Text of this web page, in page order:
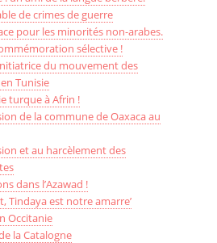
de crimes de guerre
pour les minorités non-arabes.
sélective !
du mouvement des
Tunisie
turque à Afrin !
de la commune de Oaxaca au
et au harcèlement des
dans l’Azawad !
Tindaya est notre amarre’
Occitanie
la Catalogne